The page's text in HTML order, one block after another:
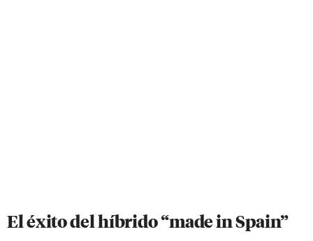
El éxito del híbrido “made in Spain”